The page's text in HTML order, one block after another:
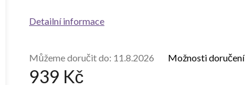
939 Kč
Můžeme doručit do: 11.8.2026 Možnosti doručení
Detailní informace